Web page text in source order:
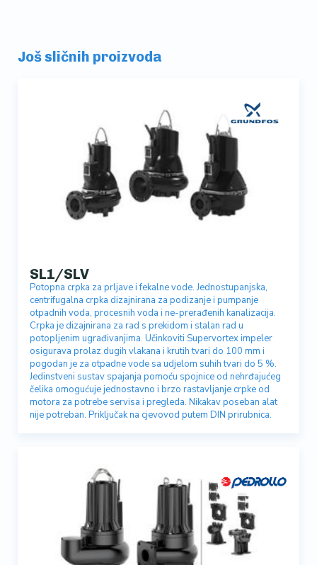
Još sličnih proizvoda
SL1/SLV
Potopna crpka za prljave i fekalne vode. Jednostupanjska,
centrifugalna crpka dizajnirana za podizanje i pumpanje
otpadnih voda, procesnih voda i ne-prerađenih kanalizacija.
Crpka je dizajnirana za rad s prekidom i stalan rad u
potopljenim ugrađivanjima. Učinkoviti Supervortex impeler
osigurava prolaz dugih vlakana i krutih tvari do 100 mm i
pogodan je za otpadne vode sa udjelom suhih tvari do 5 %.
Jedinstveni sustav spajanja pomoću spojnice od nehrđajućeg
čelika omogućuje jednostavno i brzo rastavljanje crpke od
motora za potrebe servisa i pregleda. Nikakav poseban alat
nije potreban. Priključak na cjevovod putem DIN prirubnica.